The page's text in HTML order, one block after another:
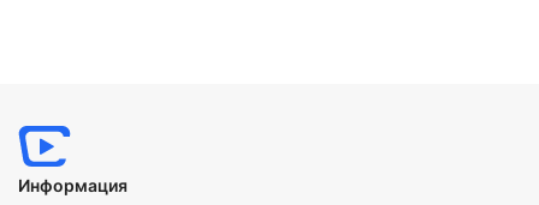
Информация